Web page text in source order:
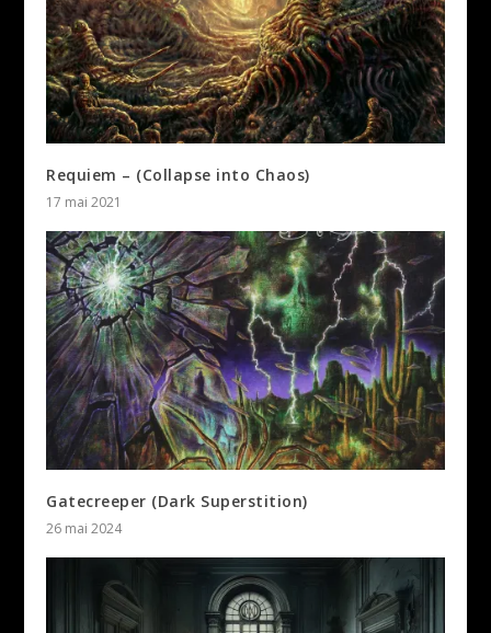
Requiem – (Collapse into Chaos)
17 mai 2021
Gatecreeper (Dark Superstition)
26 mai 2024